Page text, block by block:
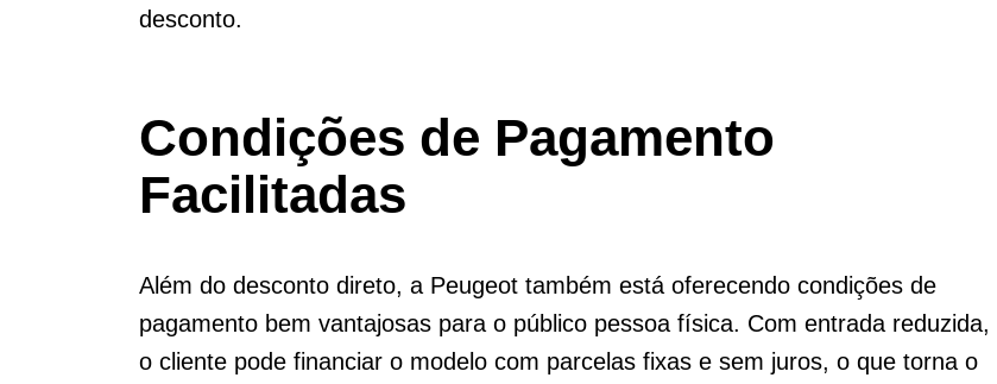
desconto.
Condições de Pagamento
Facilitadas
Além do desconto direto, a Peugeot também está oferecendo condições de
pagamento bem vantajosas para o público pessoa física. Com entrada reduzida,
o cliente pode financiar o modelo com parcelas fixas e sem juros, o que torna o